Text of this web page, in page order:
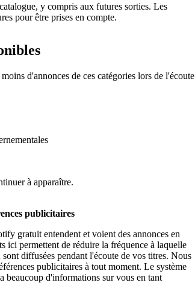
y compris aux futures sorties. Les
pour être prises en compte.
d'annonces de ces catégories lors de l'écoute
à apparaître.
publicitaires
gratuit entendent et voient des annonces en
ici permettent de réduire la fréquence à laquelle
diffusées pendant l'écoute de vos titres. Nous
publicitaires à tout moment. Le système
beaucoup d'informations sur vous en tant